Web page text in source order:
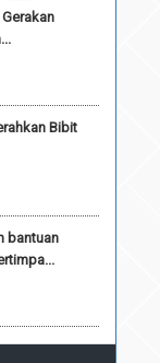
Bibit
bantuan